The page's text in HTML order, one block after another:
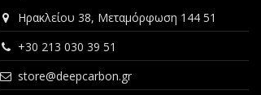
Ηρακλείου 38, Μεταμόρφωση 144 51
+30 213 030 39 51
store@deepcarbon.gr